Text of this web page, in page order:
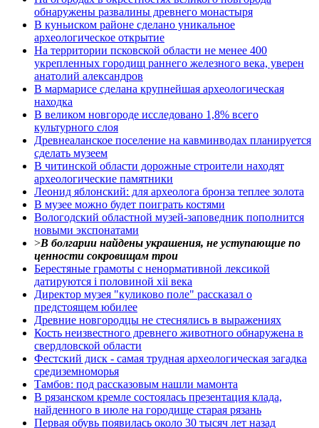
обнаружены развалины древнего монастыря
В куньиском районе сделано уникальное
археологическое открытие
На территории псковской области не менее 400
укрепленных городищ раннего железного века, уверен
анатолий александров
В мармарисе сделана крупнейшая археологическая
находка
В великом новгороде исследовано 1,8% всего
культурного слоя
Древнеаланское поселение на кавминводах планируется
сделать музеем
В читинской области дорожные строители находят
археологические памятники
Леонид яблонский: для археолога бронза теплее золота
В музее можно будет поиграть костями
Вологодский областной музей-заповедник пополнится
новыми экспонатами
>В болгарии найдены украшения, не уступающие по
ценности сокровищам трои
Берестяные грамоты с ненормативной лексикой
датируются i половиной xii века
Директор музея "куликово поле" рассказал о
предстоящем юбилее
Древние новгородцы не стеснялись в выражениях
Кость неизвестного древнего животного обнаружена в
свердловской области
Фестский диск - самая трудная археологическая загадка
средиземноморья
Тамбов: под рассказовым нашли мамонта
В рязанском кремле состоялась презентация клада,
найденного в июле на городище старая рязань
Первая обувь появилась около 30 тысяч лет назад